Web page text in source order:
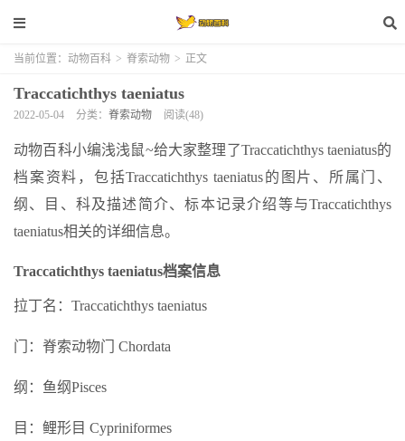
当前位置： 动物百科 > 脊索动物 > 正文
Traccatichthys taeniatus
2022-05-04 分类： 脊索动物 阅读(48)
动物百科小编浅浅鼠~给大家整理了Traccatichthys taeniatus的
档案资料，包括Traccatichthys taeniatus的图片、所属门、
纲、目、科及描述简介、标本记录介绍等与Traccatichthys
taeniatus相关的详细信息。
Traccatichthys taeniatus档案信息
拉丁名：Traccatichthys taeniatus
门：脊索动物门 Chordata
纲：鱼纲Pisces
目：鲤形目 Cypriniformes